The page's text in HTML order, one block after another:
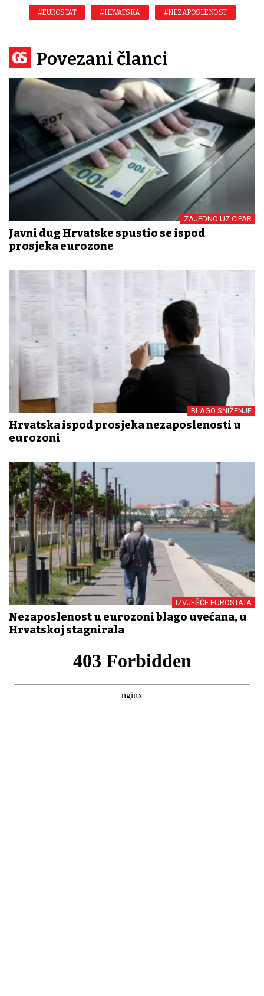
#EUROSTAT #HRVATSKA #NEZAPOSLENOST
Povezani članci
ZAJEDNO UZ CIPAR
Javni dug Hrvatske spustio se ispod
prosjeka eurozone
BLAGO SNIŽENJE
Hrvatska ispod prosjeka nezaposlenosti u
eurozoni
IZVJEŠĆE EUROSTATA
Nezaposlenost u eurozoni blago uvećana, u
Hrvatskoj stagnirala